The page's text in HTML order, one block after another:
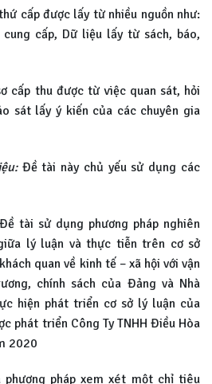
cấp được lấy từ nhiều nguồn như:
cấp, Dữ liệu lấy từ sách, báo,
cấp thu được từ việc quan sát, hỏi
sát lấy ý kiến của các chuyên gia
Đề tài này chủ yếu sử dụng các
tài sử dụng phương pháp nghiên
lý luận và thực tiễn trên cơ sở
quan về kinh tế – xã hội với vận
chính sách của Đảng và Nhà
hiện phát triển cơ sở lý luận của
phát triển Công Ty TNHH Điều Hòa
2020
phương pháp xem xét một chỉ tiêu